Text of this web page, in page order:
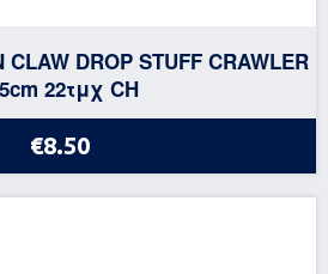
DROP STUFF CRAWLER
22τμχ CH
€8.50